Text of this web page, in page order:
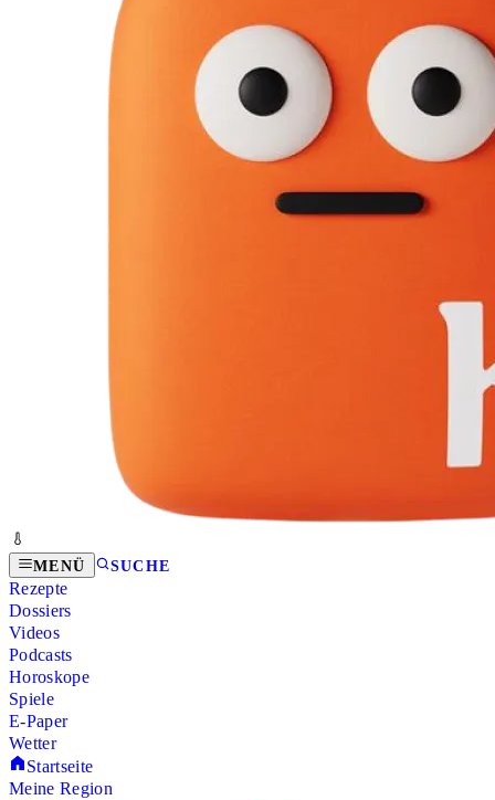
MENÜ SUCHE
Rezepte
Dossiers
Videos
Podcasts
Horoskope
Spiele
E-Paper
Wetter
Startseite
Meine Region